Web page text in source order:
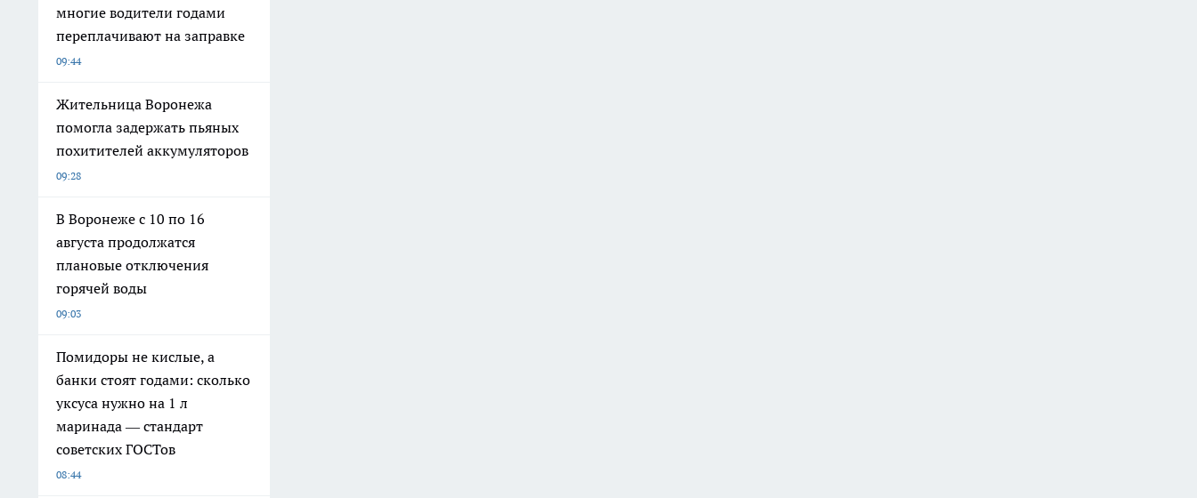
многие водители годами
переплачивают на заправке
09:44
Жительница Воронежа
помогла задержать пьяных
похитителей аккумуляторов
09:28
В Воронеже с 10 по 16
августа продолжатся
плановые отключения
горячей воды
09:03
Помидоры не кислые, а
банки стоят годами: сколько
уксуса нужно на 1 л
маринада — стандарт
советских ГОСТов
08:44